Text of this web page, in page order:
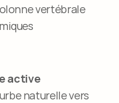
vertébrale
active
naturelle vers